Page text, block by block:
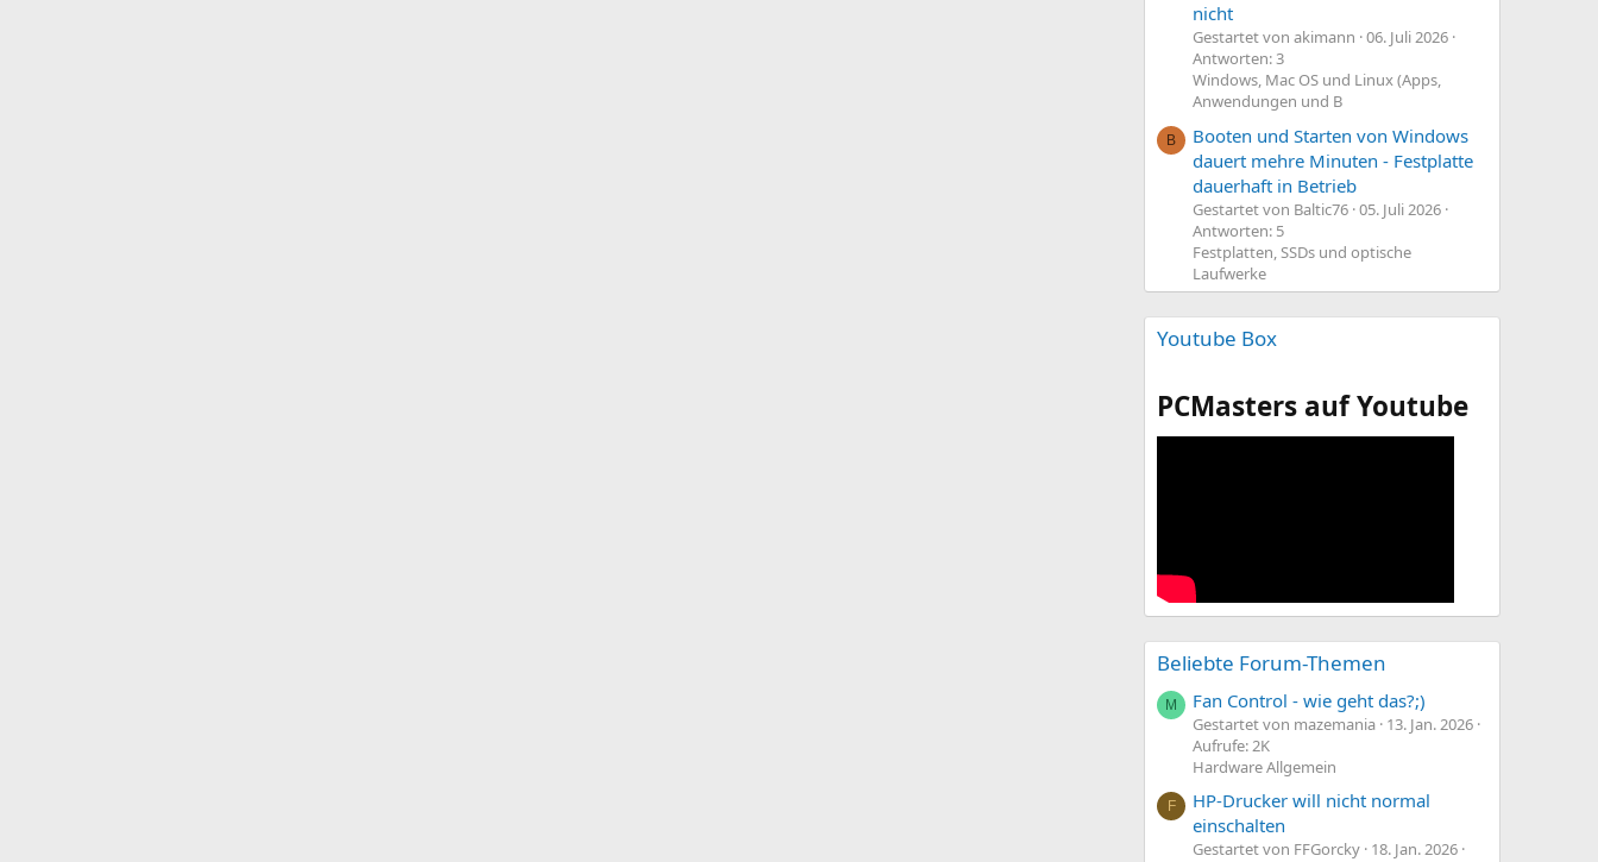
nicht
Gestartet von akimann 06. Juli 2026
Antworten: 3
Windows, Mac OS und Linux (Apps,
Anwendungen und B
B
Booten und Starten von Windows
dauert mehre Minuten - Festplatte
dauerhaft in Betrieb
Gestartet von Baltic76 05. Juli 2026
Antworten: 5
Festplatten, SSDs und optische
Laufwerke
Youtube Box
PCMasters auf Youtube
Beliebte Forum-Themen
M Fan Control - wie geht das?;)
Gestartet von mazemania 13. Jan. 2026
Aufrufe: 2K
Hardware Allgemein
F
HP-Drucker will nicht normal
einschalten
Gestartet von FFGorcky 18. Jan. 2026